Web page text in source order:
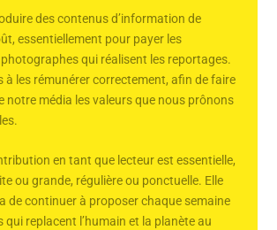
des contenus d’information de
essentiellement pour payer les
qui réalisent les reportages.
à les rémunérer correctement, afin de faire
notre média les valeurs que nous prônons
en tant que lecteur est essentielle,
ou grande, régulière ou ponctuelle. Elle
de continuer à proposer chaque semaine
qui replacent l’humain et la planète au